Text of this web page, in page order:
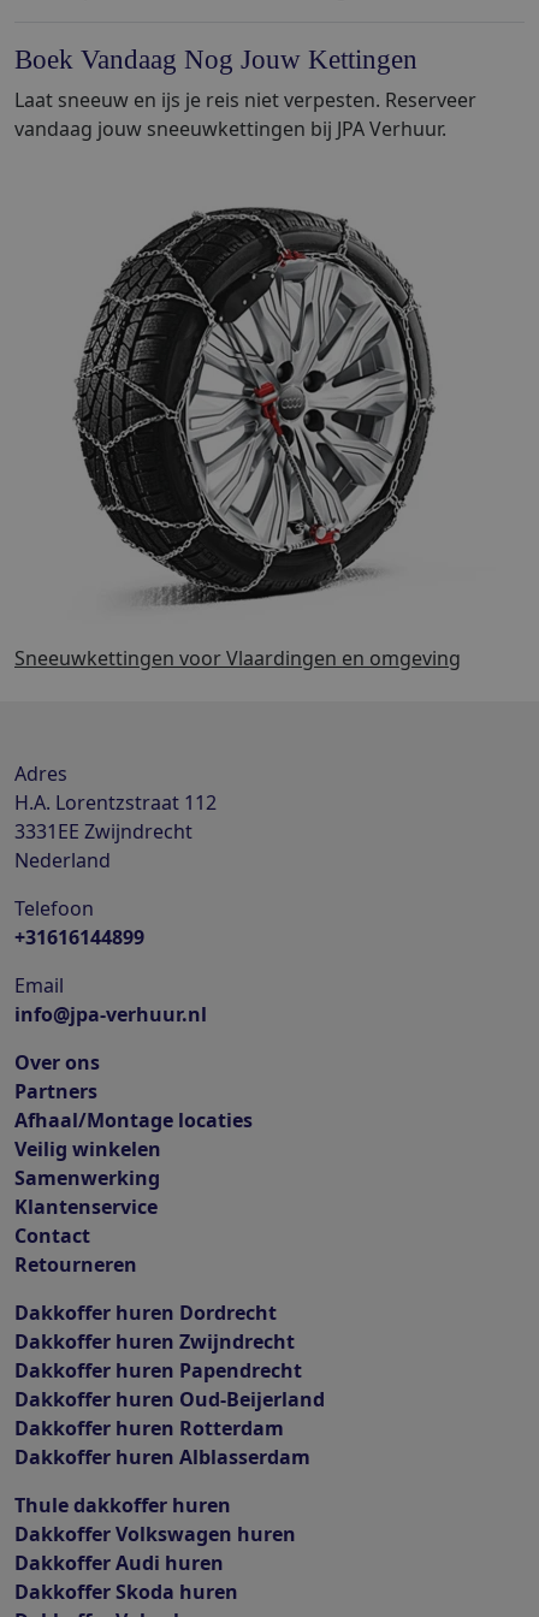
Boek Vandaag Nog Jouw Kettingen
Laat sneeuw en ijs je reis niet verpesten. Reserveer
vandaag jouw sneeuwkettingen bij JPA Verhuur.
Sneeuwkettingen voor Vlaardingen en omgeving
Adres
H.A. Lorentzstraat 112
3331EE Zwijndrecht
Nederland
Telefoon
+31616144899
Email
info@jpa-verhuur.nl
Over ons
Partners
Afhaal/Montage locaties
Veilig winkelen
Samenwerking
Klantenservice
Contact
Retourneren
Dakkoffer huren Dordrecht
Dakkoffer huren Zwijndrecht
Dakkoffer huren Papendrecht
Dakkoffer huren Oud-Beijerland
Dakkoffer huren Rotterdam
Dakkoffer huren Alblasserdam
Thule dakkoffer huren
Dakkoffer Volkswagen huren
Dakkoffer Audi huren
Dakkoffer Skoda huren